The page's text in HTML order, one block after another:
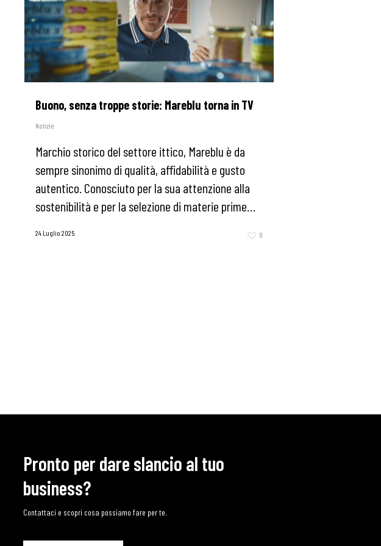
Buono, senza troppe storie: Mareblu torna in TV
Notizie
Marchio storico del settore ittico, Mareblu è da
sempre sinonimo di qualità, affidabilità e gusto
autentico. Conosciuto per la sua attenzione alla
sostenibilità e per la selezione di materie prime…
24 Luglio 2025 0
Pronto per dare slancio al tuo
business?
Contattaci e scopri cosa possiamo fare per te.